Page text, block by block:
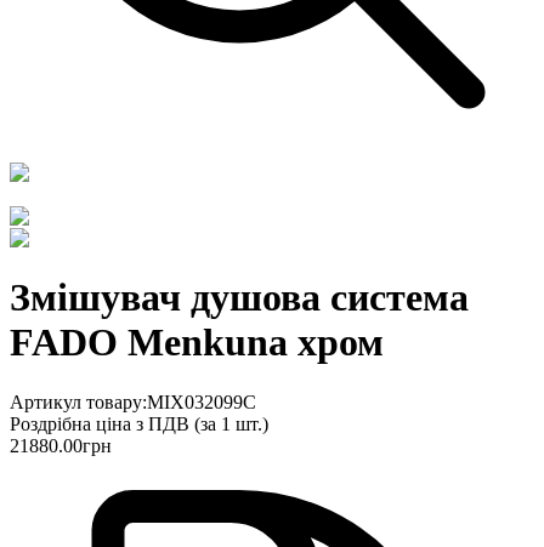
Змішувач душова система
FADO Menkuna хром
Артикул товару:MIX032099C
Роздрібна ціна з ПДВ (за 1 шт.)
21880.00грн